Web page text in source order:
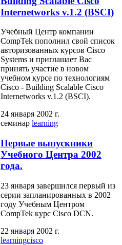
Internetworks v.1.2 (BSCI)
Учебный Центр компании
CompTek пополнил свой список
авторизованных курсов Cisco
Systems и приглашает Вас
принять участие в новом
учебном курсе по технологиям
Cisco - Building Scalable Cisco
Internetworks v.1.2 (BSCI).
24 января 2002 г.
семинар learning
Первые выпускники
Учебного Центра 2002
года.
23 января завершился первый из
серии запланированных в 2002
году Учебным Центром
CompTek курс Cisco DCN.
22 января 2002 г.
learningcisco